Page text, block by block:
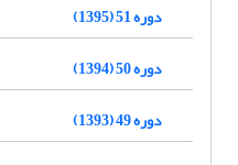
دوره 51 (1395)
دوره 50 (1394)
دوره 49 (1393)